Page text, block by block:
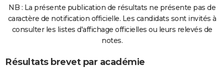
NB : La présente publication de résultats ne présente pas de
caractère de notification officielle. Les candidats sont invités à
consulter les listes d'affichage officielles ou leurs relevés de
notes.
Résultats brevet par académie